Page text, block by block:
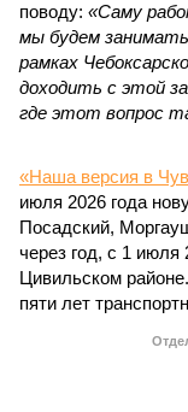
поводу: «Саму
мы будем
рамках
доходить с этой
где этот вопрос
«Наша версия в
июля 2026 года
Посадский,
через год, с 1 июля
Цивильском
пяти лет